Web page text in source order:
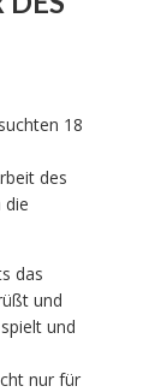
18
des
die
das
und
und
nur für